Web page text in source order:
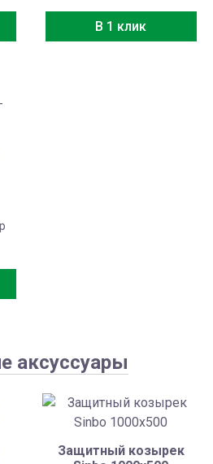
В 1 клик
аксуссуары
Защитный козырек